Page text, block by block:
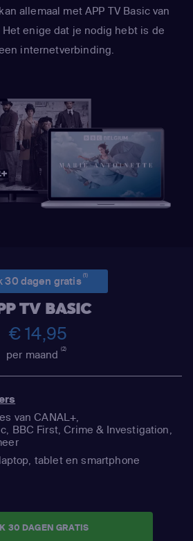
allemaal met APP TV Basic van
Het enige dat je nodig hebt is de
internetverbinding.
30 dagen gratis(1)
TV BASIC
€ 14,95
per maand(2)
van CANAL+,
BBC First, Crime & Investigation,
tablet en smartphone
30 DAGEN GRATIS